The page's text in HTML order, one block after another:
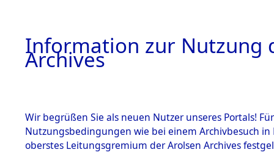
Information zur Nutzung
Archives
Wir begrüßen Sie als neuen Nutzer unseres Portals!
Nutzungsbedingungen wie bei einem Archivbesuch
oberstes Leitungsgremium der Arolsen Archives